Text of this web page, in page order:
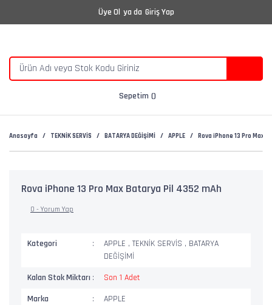
Üye Ol ya da Giriş Yap
Sepetim
Anasayfa TEKNİK SERVİS BATARYA DEĞİŞİMİ APPLE Rova iPhone 13 Pro Max
Rova iPhone 13 Pro Max Batarya Pil 4352 mAh
0 - Yorum Yap
Kategori APPLE ,TEKNİK SERVİS , BATARYA
DEĞİŞİMİ
Kalan Stok Miktarı
Son 1 Adet
Marka
APPLE